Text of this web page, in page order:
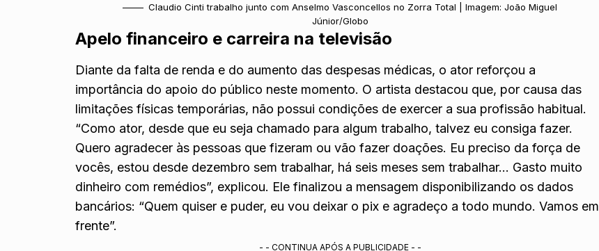
Claudio Cinti trabalho junto com Anselmo Vasconcellos no Zorra Total | Imagem: João Miguel
Júnior/Globo
Apelo financeiro e carreira na televisão
Diante da falta de renda e do aumento das despesas médicas, o ator reforçou a
importância do apoio do público neste momento. O artista destacou que, por causa das
limitações físicas temporárias, não possui condições de exercer a sua profissão habitual.
“Como ator, desde que eu seja chamado para algum trabalho, talvez eu consiga fazer.
Quero agradecer às pessoas que fizeram ou vão fazer doações. Eu preciso da força de
vocês, estou desde dezembro sem trabalhar, há seis meses sem trabalhar… Gasto muito
dinheiro com remédios”, explicou. Ele finalizou a mensagem disponibilizando os dados
bancários: “Quem quiser e puder, eu vou deixar o pix e agradeço a todo mundo. Vamos em
frente”.
- - CONTINUA APÓS A PUBLICIDADE - -